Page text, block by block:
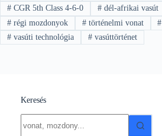
#CGR 5th Class 4-6-0 #dél-afrikai vasút
#régi mozdonyok #történelmi vonat #
#vasúti technológia #vasúttörténet
Keresés
results